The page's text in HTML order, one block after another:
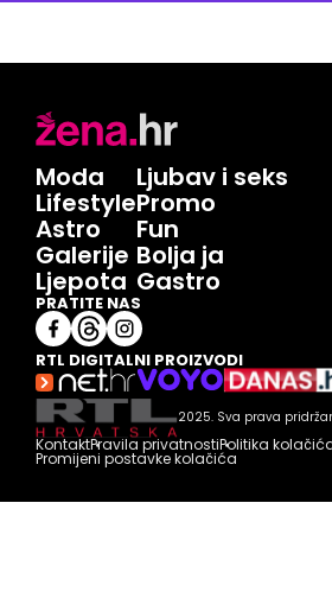
Moda
Lifestyle
Astro
Galerije
Ljepota
Ljubav i seks
Promo
Fun
Bolja ja
Gastro
PRATITE NAS
RTL DIGITALNI PROIZVODI
2025. Sva prava
KontaktPravila privatnostiPolitika
Promijeni postavke kolačića